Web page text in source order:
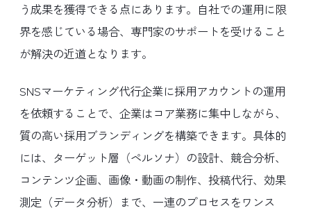
う成果を獲得できる点にあります。自社での運用に限
界を感じている場合、専門家のサポートを受けること
が解決の近道となります。
SNSマーケティング代行企業に採用アカウントの運用
を依頼することで、企業はコア業務に集中しながら、
質の高い採用ブランディングを構築できます。具体的
には、ターゲット層（ペルソナ）の設計、競合分析、
コンテンツ企画、画像・動画の制作、投稿代行、効果
測定（データ分析）まで、一連のプロセスをワンス